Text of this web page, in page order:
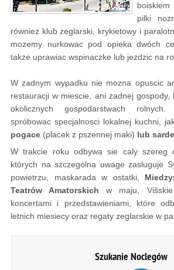
pilki
równiez klub zeglarski, krykietowy i
mozemy nurkowac pod opieka dwóch
takze uprawiac wspinaczke lub jezdzic na
W zadnym wypadku nie mozna opuscic
restauracji w miescie, ani zadnej
okolicznych gospodarstwach
spróbowac specjalnosci lokalnej kuchni,
pogace (placek z pszennej maki) lub
W trakcie roku odbywa sie caly szereg
których na szczególna uwage zasluguje
powietrzu, maskarada w ostatki,
Teatrów Amatorskich w maju,
koncertami i przedstawieniami, które
letnich miesiecy oraz regaty zeglarskie w
Szukanie Noclegów